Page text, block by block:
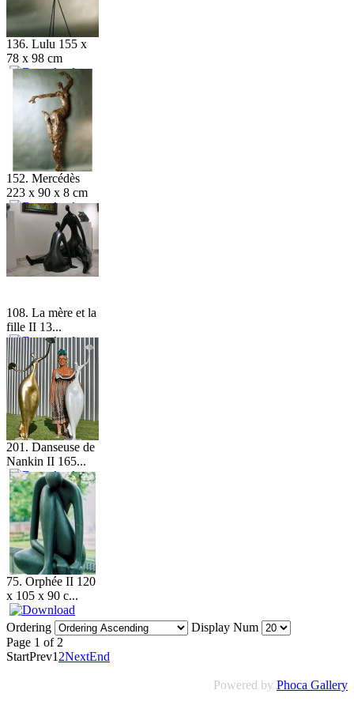
136. Lulu 155 x
78 x 98 cm
152. Mercédès
223 x 90 x 8 cm
108. La mère et la
fille II 13...
201. Danseuse de
Nankin II 165...
75. Orphée II 120
x 105 x 90 c...
Ordering
Display Num
Page 1 of 2
StartPrev1 2NextEnd
Powered by Phoca Gallery